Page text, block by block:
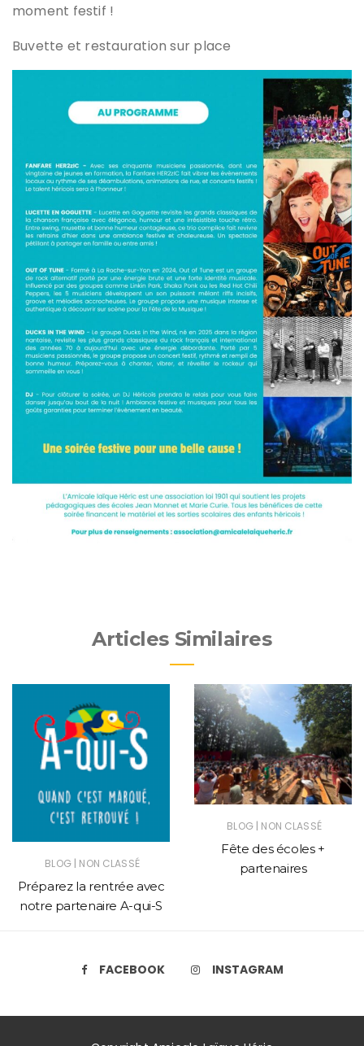
moment festif !
Buvette et restauration sur place
Articles Similaires
BLOG | NON CLASSÉ
Préparez la rentrée avec
notre partenaire A-qui-S
BLOG | NON CLASSÉ
Fête des écoles +
partenaires
FACEBOOK INSTAGRAM